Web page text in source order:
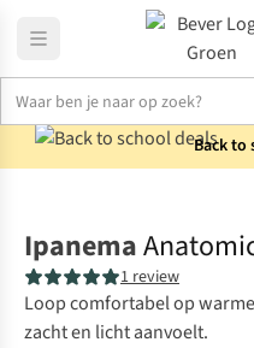
Back to
Ipanema
1 review
Loop comfortabel op
zacht en licht aanvoelt.